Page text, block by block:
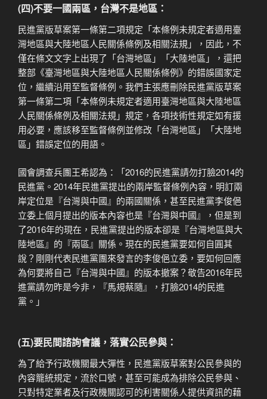
(四)不要一國兩區，台灣不是地區：
民進黨版草案第一條第二項規定「本條例未規定者適用臺
灣地區與大陸地區人民關係條例及相關法規」，因此，不
僅在條文文字上出現了「台灣地區」「大陸地區」，還把
整部《臺灣地區與大陸地區人民關係條例》的錯誤國家定
位，繼續沿用至監督條例。我們主張應刪除民進黨版草案
第一條第二項「本條例未規定者適用臺灣地區與大陸地區
人民關係條例及相關法規」規定，各項技術性規定如有援
用必要，應該移至監督條例並修改「台灣地區」「大陸地
區」錯誤定位的用語。
國會調查兵團王希認為：「2016的民進黨請勿打臉2014的
民進黨。2014年民進黨提出的兩岸監督條例內容，明訂兩
岸定位是『台灣與中國』的兩國關係，甚至民進黨李俊俋
立委上個月提出的版本內容也是『台灣與中國』，但是到
了2016年的現在，民進黨提出的版本卻是『台灣地區與大
陸地區』的『兩區』關係。現在的民進黨要如何自圓其
說？剛剛代表民進黨團來發言的李俊俋立委，要如何回應
為何要將自己『台灣與中國』的版本撤案？敬告2016年民
進黨請勿昨是今非，『馬規蔡隨』，打臉2014的民進
黨。」
(五)要民間諮詢會議，落實公民參與：
為了給予行政機關最大彈性，民進黨版草案對公民參與的
內容籠統規定，流於口號，甚至可能成為排除公民參與、
只對特定業者及行政機關認可的利害關係人提供資訊的藉